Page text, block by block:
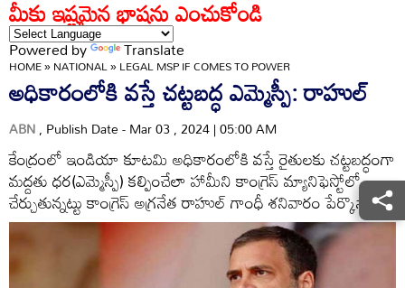
మీకు ఇష్టమైన భాషను ఎంచుకోండి
Powered by Translate
HOME»NATIONAL»LEGAL MSP IF COMES TO POWER
అధికారంలోకి వస్తే చట్టబద్ధ ఎమ్మెస్పీ: రాహుల్‌
ABN, Publish Date - Mar 03 , 2024 | 05:00 AM
కేంద్రంలో ఇండియా కూటమి అధికారంలోకి వస్తే రైతులకు చట్టబద్ధంగా
మద్దతు ధర(ఎమ్మెస్పీ) కల్పించేలా హామీని కాంగ్రెస్‌ మ్యానిఫెస్టోలో
చేర్చుతున్నట్టు కాంగ్రెస్‌ అగ్రనేత రాహుల్‌ గాంధీ శనివారం పేర్కొన్నారు.